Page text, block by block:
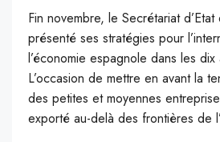
Fin novembre, le Secrétariat
présenté ses stratégies pour
l’économie espagnole dans les dix
L’occasion de mettre en avant la
des petites et moyennes
exporté au-delà des frontières de